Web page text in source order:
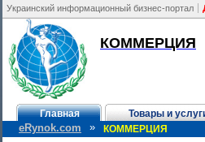
Украинский информационный бизнес-портал
КОММЕРЦИЯ
Главная Товары и
eRynok.com » КОММЕРЦИЯ